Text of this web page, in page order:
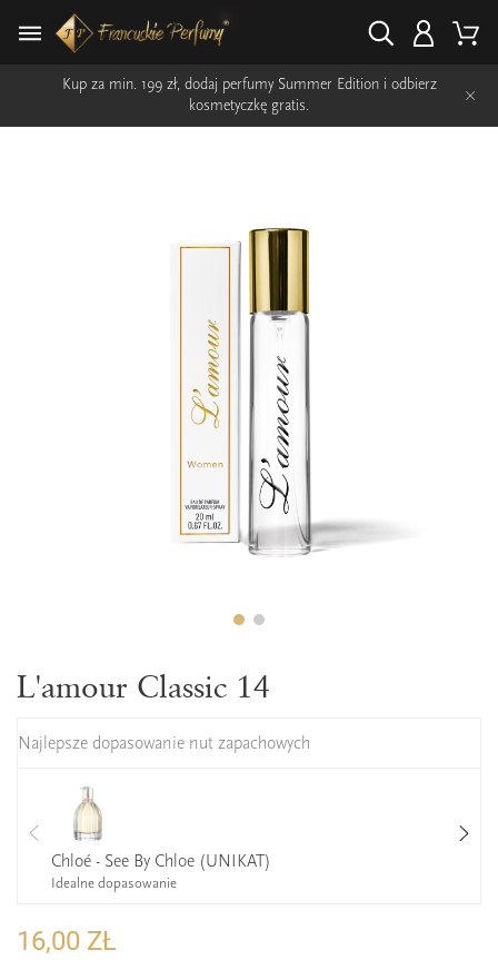
Kup za min. 199 zł, dodaj perfumy Summer Edition i odbierz
kosmetyczkę gratis.
×
L'amour Classic 14
Najlepsze dopasowanie nut zapachowych
Chloé - See By Chloe (UNIKAT)
Idealne dopasowanie
16,00 ZŁ